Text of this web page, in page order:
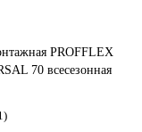
PROFFLEX
70 всесезонная